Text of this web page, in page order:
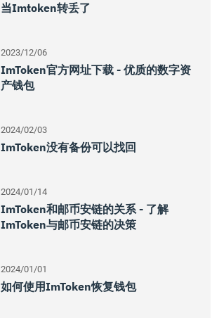
当imtoken转丢了
2023/12/06
ImToken官方网址下载 - 优质的数字资
产钱包
2024/02/03
ImToken没有备份可以找回
2024/01/14
ImToken和邮币安链的关系 - 了解
ImToken与邮币安链的决策
2024/01/01
如何使用imToken恢复钱包